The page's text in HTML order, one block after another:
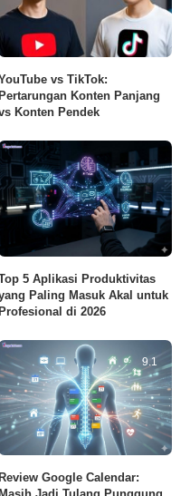
vs TikTok:
Pertarungan Konten Panjang
Konten Pendek
5 Aplikasi Produktivitas
Paling Masuk Akal untuk
di 2026
9.1
Review Google Calendar: